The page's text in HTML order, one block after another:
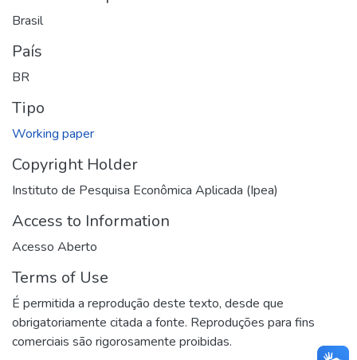
Brasil
País
BR
Tipo
Working paper
Copyright Holder
Instituto de Pesquisa Econômica Aplicada (Ipea)
Access to Information
Acesso Aberto
Terms of Use
É permitida a reprodução deste texto, desde que
obrigatoriamente citada a fonte. Reproduções para fins
comerciais são rigorosamente proibidas.